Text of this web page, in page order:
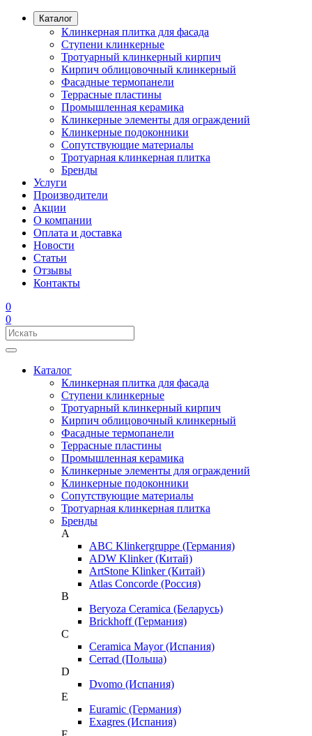
Каталог
Клинкерная плитка для фасада
Ступени клинкерные
Тротуарный клинкерный кирпич
Кирпич облицовочный клинкерный
Фасадные термопанели
Террасные пластины
Промышленная керамика
Клинкерные элементы для ограждений
Клинкерные подоконники
Сопутствующие материалы
Тротуарная клинкерная плитка
Бренды
Услуги
Производители
Акции
О компании
Оплата и доставка
Новости
Статьи
Отзывы
Контакты
0
0
Каталог
Клинкерная плитка для фасада
Ступени клинкерные
Тротуарный клинкерный кирпич
Кирпич облицовочный клинкерный
Фасадные термопанели
Террасные пластины
Промышленная керамика
Клинкерные элементы для ограждений
Клинкерные подоконники
Сопутствующие материалы
Тротуарная клинкерная плитка
Бренды
A
ABC Klinkergruppe (Германия)
ADW Klinker (Китай)
ArtStone Klinker (Китай)
Atlas Concorde (Россия)
B
Beryoza Ceramica (Беларусь)
Brickhoff (Германия)
C
Ceramica Mayor (Испания)
Cerrad (Польша)
D
Dvomo (Испания)
E
Euramic (Германия)
Exagres (Испания)